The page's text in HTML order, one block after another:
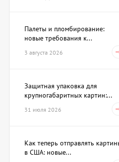
Палеты и пломбирование:
новые требования к...
3 августа 2026
Защитная упаковка для
крупногабаритных картин:...
31 июля 2026
Как теперь отправлять
в США: новые...